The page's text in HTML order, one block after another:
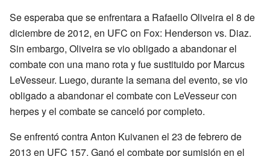
Se esperaba que se enfrentara a Rafaello Oliveira el 8 de
diciembre de 2012, en UFC on Fox: Henderson vs. Diaz.
Sin embargo, Oliveira se vio obligado a abandonar el
combate con una mano rota y fue sustituido por Marcus
LeVesseur. Luego, durante la semana del evento, se vio
obligado a abandonar el combate con LeVesseur con
herpes y el combate se canceló por completo.
Se enfrentó contra Anton Kuivanen el 23 de febrero de
2013 en UFC 157. Ganó el combate por sumisión en el